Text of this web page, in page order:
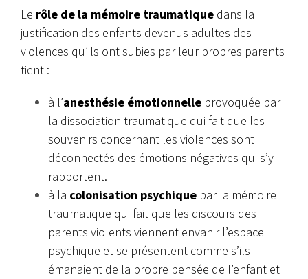
Le rôle de la mémoire traumatique dans la
justification des enfants devenus adultes des
violences qu’ils ont subies par leur propres parents
tient :
à l’anesthésie émotionnelle provoquée par
la dissociation traumatique qui fait que les
souvenirs concernant les violences sont
déconnectés des émotions négatives qui s’y
rapportent.
à la colonisation psychique par la mémoire
traumatique qui fait que les discours des
parents violents viennent envahir l’espace
psychique et se présentent comme s’ils
émanaient de la propre pensée de l’enfant et